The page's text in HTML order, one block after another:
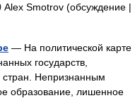
Smotrov (обсуждение |
— На политической карте
государств,
стран. Непризнанным
образование, лишенное